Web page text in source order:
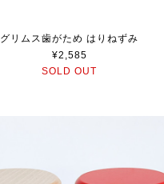
グリムス歯がため はりねずみ
¥2,585
SOLD OUT